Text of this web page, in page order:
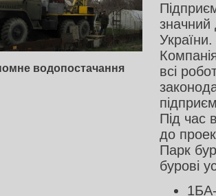
значний
всі
Під час
до
Парк
бурові
водопостачання